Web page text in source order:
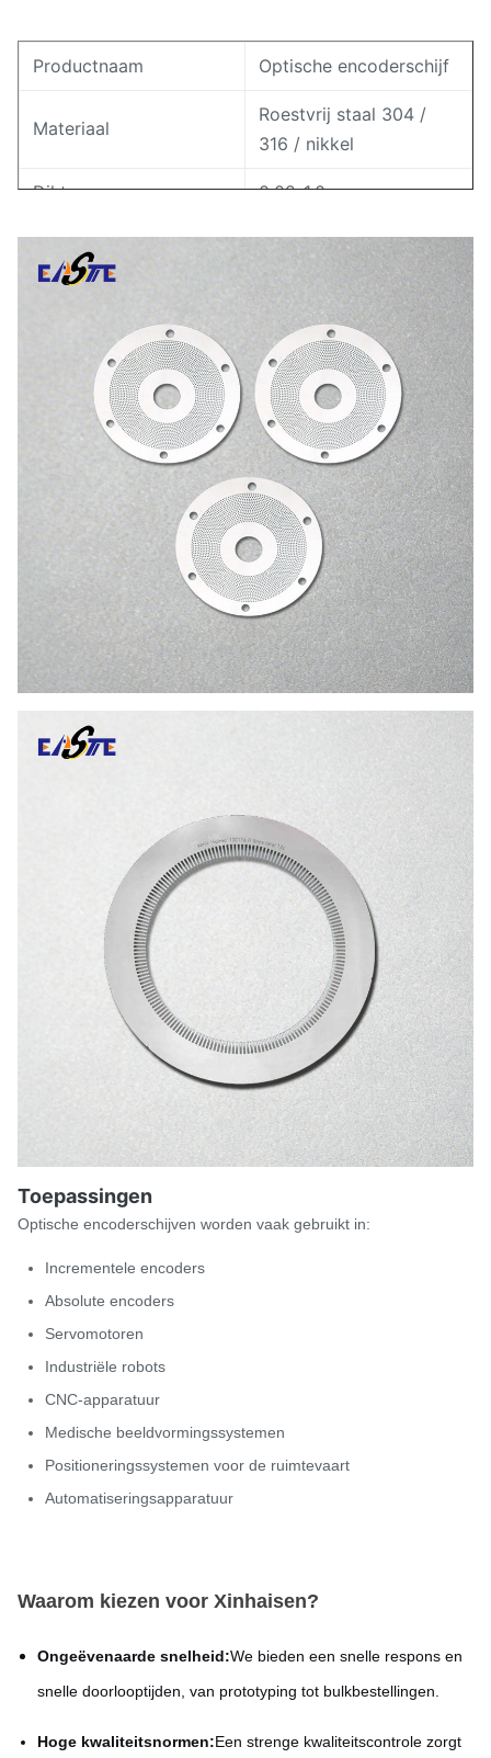
Productnaam Optische encoderschijf
Materiaal
Roestvrij staal 304 /
316 / nikkel
Dikte 0,02-1,0 mm
Tolerantie ±0,003 – ±0,01 mm
Minimale lijnbreedte 0,01 mm
Sollicitatie Roterende encoder
Oplossing
Tot 10.000 PPR
(aanpasbaar)
Toepassingen
Optische encoderschijven worden vaak gebruikt in:
Incrementele encoders
Absolute encoders
Servomotoren
Industriële robots
CNC-apparatuur
Medische beeldvormingssystemen
Positioneringssystemen voor de ruimtevaart
Automatiseringsapparatuur
Waarom kiezen voor Xinhaisen?
Ongeëvenaarde snelheid:We bieden een snelle respons en
snelle doorlooptijden, van prototyping tot bulkbestellingen.
Hoge kwaliteitsnormen:Een strenge kwaliteitscontrole zorgt